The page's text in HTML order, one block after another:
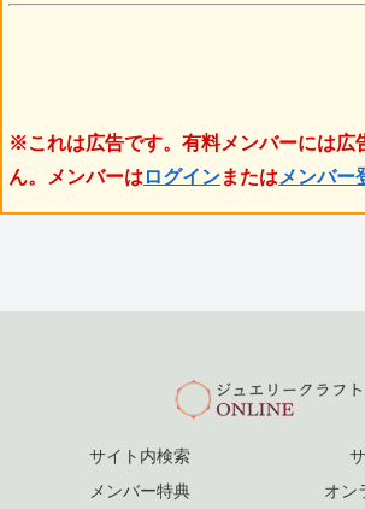
※これは広告です。有料メンバーには広
ん。メンバーはログインまたはメンバー
サイト内検索
メンバー特典
オン